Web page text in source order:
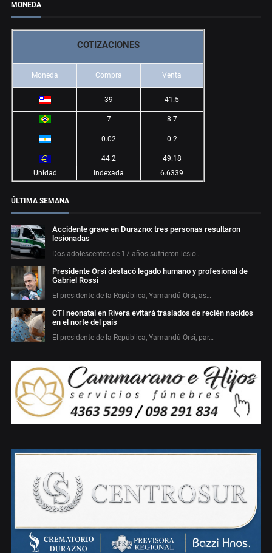
MONEDA
COTIZACIONES
Moneda Compra Venta
39 41.5
7 8.7
0.02 0.2
44.2
49.18
Unidad
Indexada 6.6339
ÚLTIMA SEMANA
Accidente grave en Durazno: tres personas resultaron
lesionadas
Dos adolescentes de 17 años sufrieron lesio…
Presidente Orsi destacó legado humano y profesional de
Gabriel Rossi
El presidente de la República, Yamandú Orsi, as…
CTI neonatal en Rivera evitará traslados de recién nacidos
en el norte del país
El presidente de la República, Yamandú Orsi, par…